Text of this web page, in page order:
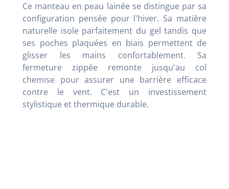
Ce manteau en peau lainée se distingue par sa
configuration pensée pour l'hiver. Sa matière
naturelle isole parfaitement du gel tandis que
ses poches plaquées en biais permettent de
glisser les mains confortablement. Sa
fermeture zippée remonte jusqu'au col
chemise pour assurer une barrière efficace
contre le vent. C'est un investissement
stylistique et thermique durable.